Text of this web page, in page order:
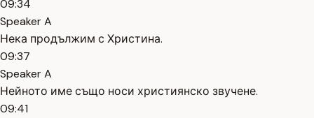
09:34
Speaker A
Нека продължим с Христина.
09:37
Speaker A
Нейното име също носи християнско звучене.
09:41